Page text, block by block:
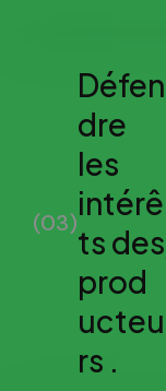
(03)
Défen
dre
les
intérê
ts des
prod
ucteu
rs .